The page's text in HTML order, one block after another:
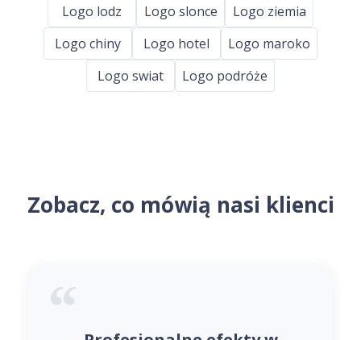
Logo lodz Logo slonce
Logo ziemia
Logo chiny
Logo hotel
Logo maroko
Logo swiat
Logo podróże
Zobacz, co mówią nasi klienci